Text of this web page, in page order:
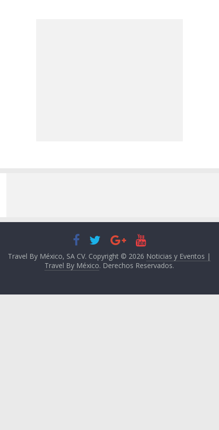
Travel By México, SA CV. Copyright © 2026 Noticias y Eventos |
Travel By México. Derechos Reservados.